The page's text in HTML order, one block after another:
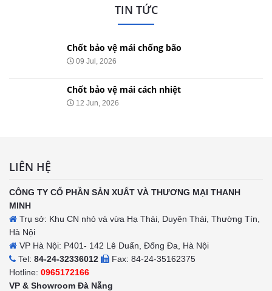
TIN TỨC
Chốt bảo vệ mái chống bão
09 Jul, 2026
Chốt bảo vệ mái cách nhiệt
12 Jun, 2026
LIÊN HỆ
CÔNG TY CỔ PHẦN SẢN XUẤT VÀ THƯƠNG MẠI THANH
MINH
Trụ sở: Khu CN nhỏ và vừa Hạ Thái, Duyên Thái, Thường Tín,
Hà Nội
VP Hà Nội: P401- 142 Lê Duẩn, Đống Đa, Hà Nội
Tel: 84-24-32336012
Fax: 84-24-35162375
Hotline: 0965172166
VP & Showroom Đà Nẵng